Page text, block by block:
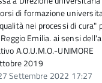
di formazione
nei processi di cura"
Reggio Emilia. ai sensi
A.O.U.M.O.-UNIMORE
2019
Settembre 2022 17:27